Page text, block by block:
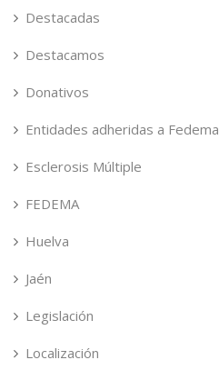
Destacadas
Destacamos
Donativos
Entidades adheridas a Fedema
Esclerosis Múltiple
FEDEMA
Huelva
Jaén
Legislación
Localización